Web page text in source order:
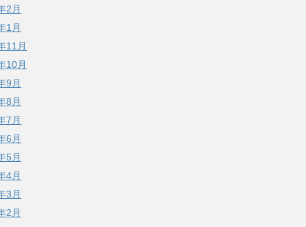
2月
1月
11月
10月
9月
8月
7月
6月
5月
4月
3月
2月